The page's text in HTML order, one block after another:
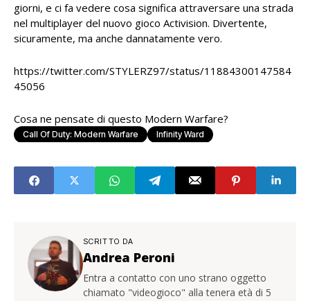
giorni, e ci fa vedere cosa significa attraversare una strada
nel multiplayer del nuovo gioco Activision. Divertente,
sicuramente, ma anche dannatamente vero.
https://twitter.com/STYLERZ97/status/11884300147584
45056
Cosa ne pensate di questo Modern Warfare?
Call Of Duty: Modern Warfare Infinity Ward
SCRITTO DA
Andrea Peroni
Entra a contatto con uno strano oggetto
chiamato "videogioco" alla tenera età di 5